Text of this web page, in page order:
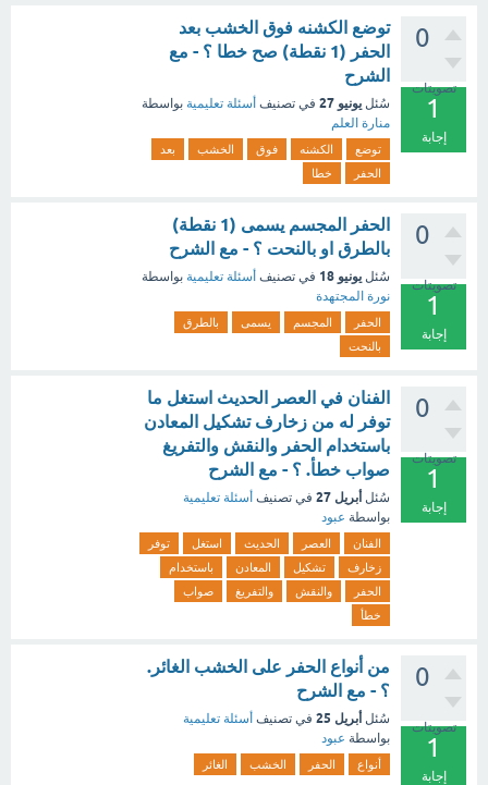
0
تصويتات
1
إجابة
توضع الكشنه فوق الخشب بعد
الحفر (1 نقطة) صح خطا ؟ - مع
الشرح
سُئل يونيو 27 في تصنيف أسئلة تعليمية بواسطة
منارة العلم
توضع الكشنه فوق الخشب
بعد
الحفر
خطا
0
تصويتات
1
إجابة
الحفر المجسم يسمى (1 نقطة)
بالطرق او بالنحت ؟ - مع الشرح
سُئل يونيو 18 في تصنيف أسئلة تعليمية بواسطة
نورة المجتهدة
الحفر المجسم يسمى
بالطرق
بالنحت
0
تصويتات
1
إجابة
الفنان في العصر الحديث استغل ما
توفر له من زخارف تشكيل المعادن
باستخدام الحفر والنقش والتفريغ
صواب خطأ. ؟ - مع الشرح
سُئل أبريل 27 في تصنيف أسئلة تعليمية
بواسطة عبود
الفنان العصر الحديث استغل
توفر
زخارف
تشكيل المعادن
باستخدام
الحفر
والنقش والتفريغ
صواب
خطأ
0
تصويتات
1
إجابة
من أنواع الحفر على الخشب الغائر.
؟ - مع الشرح
سُئل أبريل 25 في تصنيف أسئلة تعليمية
بواسطة عبود
أنواع الحفر الخشب الغائر